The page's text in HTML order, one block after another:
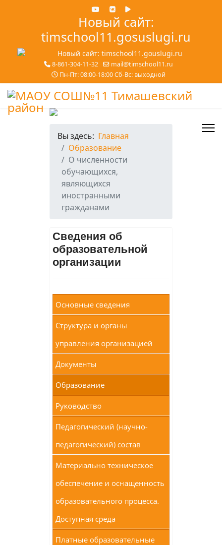
Новый сайт:
timschool11.gosuslugi.ru
8-861-304-11-32
mail@timschool11.ru
Пн-Пт: 08:00-18:00 Сб-Вс: выходной
Вы здесь: Главная
Образование
О численности
обучающихся,
являющихся
иностранными
гражданами
Сведения об
образовательной
организации
Основные сведения
Структура и органы
управления организацией
Документы
Образование
Руководство
Педагогический (научно-
педагогический) состав
Материально техническое
обеспечение и оснащенность
образовательного процесса.
Доступная среда
Платные образовательные